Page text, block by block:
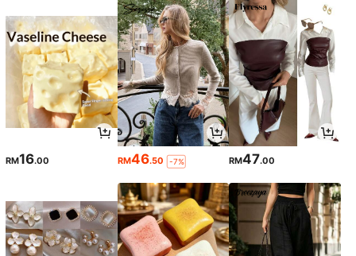
RM16.00 RM46.50 -7% RM47.00